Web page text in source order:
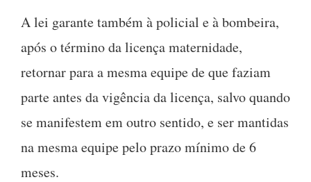
A lei garante também à policial e à bombeira,
após o término da licença maternidade,
retornar para a mesma equipe de que faziam
parte antes da vigência da licença, salvo quando
se manifestem em outro sentido, e ser mantidas
na mesma equipe pelo prazo mínimo de 6
meses.